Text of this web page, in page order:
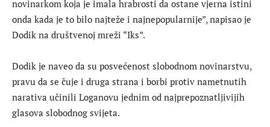
novinarkom koja je imala hrabrosti da ostane vjerna istini
onda kada je to bilo najteže i najnepopularnije”, napisao je
Dodik na društvenoj mreži “Iks”.
Dodik je naveo da su posvećenost slobodnom novinarstvu,
pravu da se čuje i druga strana i borbi protiv nametnutih
narativa učinili Loganovu jednim od najprepoznatljivijih
glasova slobodnog svijeta.